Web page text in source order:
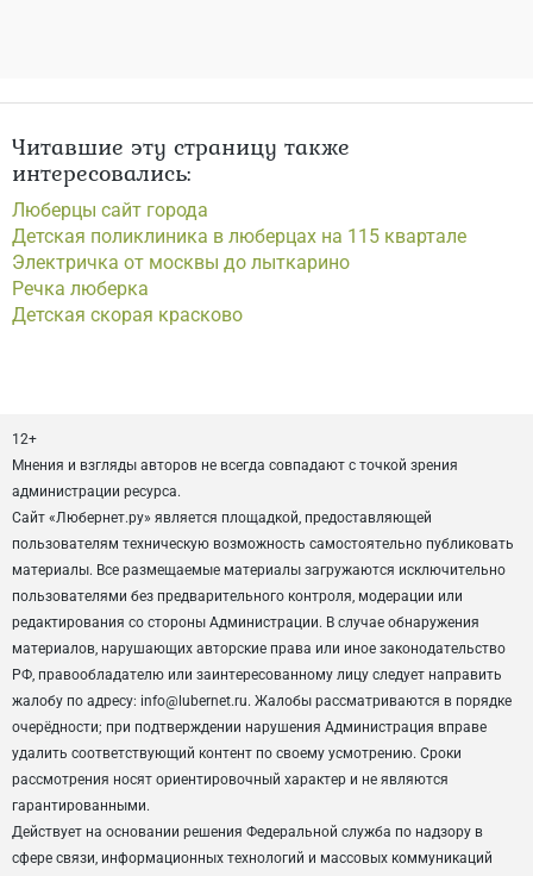
Читавшие эту страницу также
интересовались:
Люберцы сайт города
Детская поликлиника в люберцах на 115 квартале
Электричка от москвы до лыткарино
Речка люберка
Детская скорая красково
12+
Мнения и взгляды авторов не всегда совпадают с точкой зрения
администрации ресурса.
Сайт «Любернет.ру» является площадкой, предоставляющей
пользователям техническую возможность самостоятельно публиковать
материалы. Все размещаемые материалы загружаются исключительно
пользователями без предварительного контроля, модерации или
редактирования со стороны Администрации. В случае обнаружения
материалов, нарушающих авторские права или иное законодательство
РФ, правообладателю или заинтересованному лицу следует направить
жалобу по адресу: info@lubernet.ru. Жалобы рассматриваются в порядке
очерёдности; при подтверждении нарушения Администрация вправе
удалить соответствующий контент по своему усмотрению. Сроки
рассмотрения носят ориентировочный характер и не являются
гарантированными.
Действует на основании решения Федеральной служба по надзору в
сфере связи, информационных технологий и массовых коммуникаций